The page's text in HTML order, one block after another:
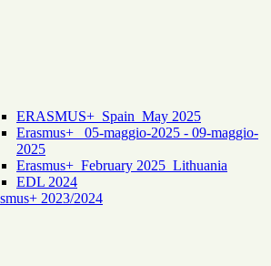
ERASMUS+_Spain_May 2025
Erasmus+_ 05-maggio-2025 - 09-maggio-
2025
Erasmus+_February 2025_Lithuania
EDL 2024
2023/2024